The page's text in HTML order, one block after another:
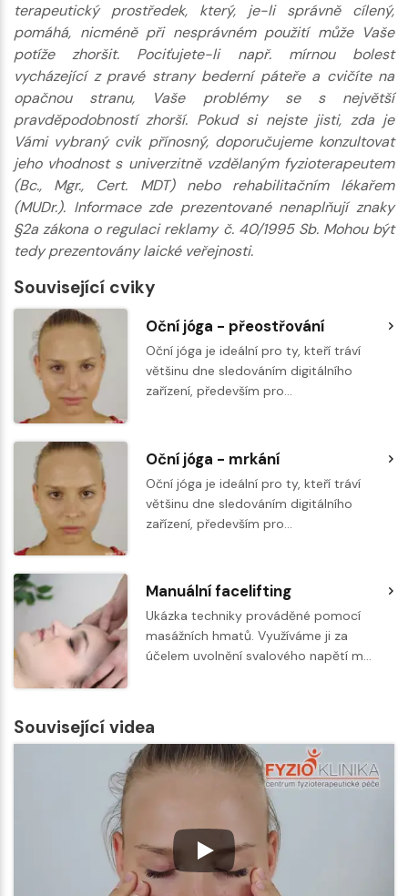
terapeutický prostředek, který, je-li správně cílený,
pomáhá, nicméně při nesprávném použití může Vaše
potíže zhoršit. Pociťujete-li např. mírnou bolest
vycházející z pravé strany bederní páteře a cvičíte na
opačnou stranu, Vaše problémy se s největší
pravděpodobností zhorší. Pokud si nejste jisti, zda je
Vámi vybraný cvik přínosný, doporučujeme konzultovat
jeho vhodnost s univerzitně vzdělaným fyzioterapeutem
(Bc., Mgr., Cert. MDT) nebo rehabilitačním lékařem
(MUDr.). Informace zde prezentované nenaplňují znaky
§2a zákona o regulaci reklamy č. 40/1995 Sb. Mohou být
tedy prezentovány laické veřejnosti.
Související cviky
Oční jóga - přeostřování
Oční jóga je ideální pro ty, kteří tráví
většinu dne sledováním digitálního
zařízení, především pro…
Oční jóga - mrkání
Oční jóga je ideální pro ty, kteří tráví
většinu dne sledováním digitálního
zařízení, především pro…
Manuální facelifting
Ukázka techniky prováděné pomocí
masážních hmatů. Využíváme ji za
účelem uvolnění svalového napětí m…
Související videa